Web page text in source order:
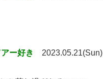
ー好き 2023.05.21(Sun)